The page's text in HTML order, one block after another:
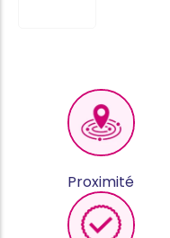
Proximité